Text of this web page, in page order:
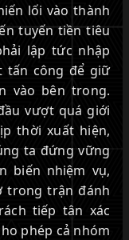
lối vào thành
tuyến tiền tiêu
lập tức nhập
tấn công để giữ
vào bên trong.
vượt quá giới
thời xuất hiện,
ta đứng vững
biến nhiệm vụ,
trong trận đánh
tiếp tân xác
phép cả nhóm